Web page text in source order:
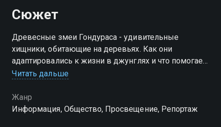
Сюжет
Древесные змеи Гондураса - удивительные
хищники, обитающие на деревьях. Как они
адаптировались к жизни в джунглях и что помогает
им выживать в этой среде?
Читать дальше
Жанр
Информация, Общество, Просвещение, Репортаж